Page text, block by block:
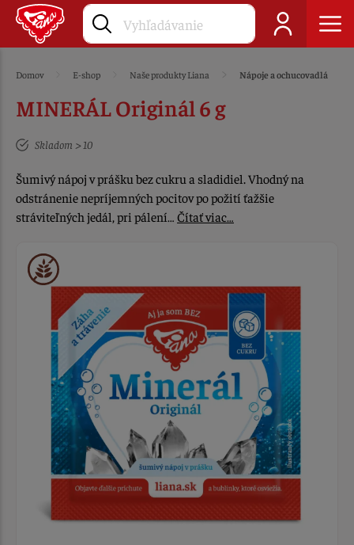
Domov E-shop Naše produkty Liana Nápoje a ochucovadlá
MINERÁL Originál 6 g
Skladom > 10
Šumivý nápoj v prášku bez cukru a sladidiel. Vhodný na
odstránenie nepríjemných pocitov po požití ťažšie
stráviteľných jedál, pri pálení… Čítať viac…